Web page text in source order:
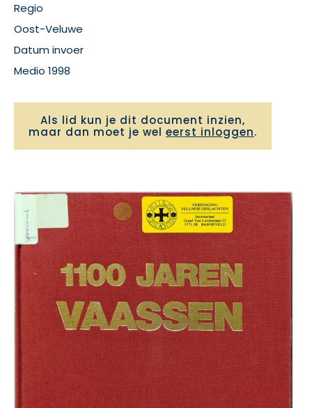
Regio
Oost-Veluwe
Datum invoer
Medio 1998
Als lid kun je dit document inzien,
maar dan moet je wel eerst inloggen.